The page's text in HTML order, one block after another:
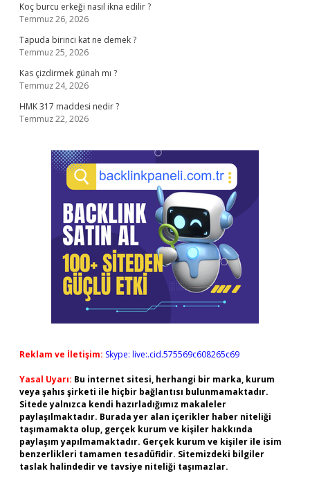
Koç burcu erkeği nasıl ikna edilir ?
Temmuz 26, 2026
Tapuda birinci kat ne demek ?
Temmuz 25, 2026
Kas çizdirmek günah mı ?
Temmuz 24, 2026
HMK 317 maddesi nedir ?
Temmuz 22, 2026
Reklam ve İletişim: Skype: live:.cid.575569c608265c69
Yasal Uyarı: Bu internet sitesi, herhangi bir marka, kurum
veya şahıs şirketi ile hiçbir bağlantısı bulunmamaktadır.
Sitede yalnızca kendi hazırladığımız makaleler
paylaşılmaktadır. Burada yer alan içerikler haber niteliği
taşımamakta olup, gerçek kurum ve kişiler hakkında
paylaşım yapılmamaktadır. Gerçek kurum ve kişiler ile isim
benzerlikleri tamamen tesadüfidir. Sitemizdeki bilgiler
taslak halindedir ve tavsiye niteliği taşımazlar.